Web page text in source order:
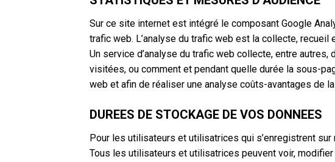
Sur ce site internet est intégré le composant Google
trafic web. L’analyse du trafic web est la collecte,
Un service d’analyse du trafic web collecte, entre
visitées, ou comment et pendant quelle durée la sous-
web et afin de réaliser une analyse coûts-avantages de
DUREES DE STOCKAGE DE VOS DONNEES
Pour les utilisateurs et utilisatrices qui s’enregistrent
Tous les utilisateurs et utilisatrices peuvent voir,